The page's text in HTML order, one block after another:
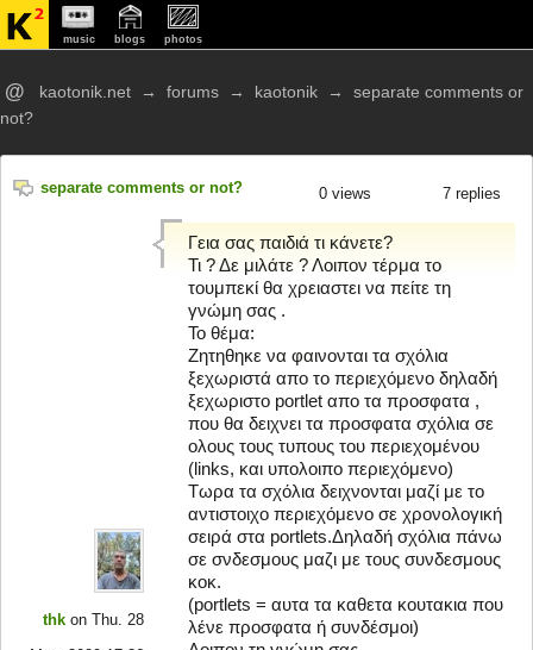
music blogs photos
@ kaotonik.net → forums → kaotonik →
separate comments or
not?
separate comments or not? 0views 7 replies
thkon Thu. 28
Γεια σας παιδιά τι κάνετε?
Τι ? Δε μιλάτε ? Λοιπον τέρμα το
τουμπεκί θα χρειαστει να πείτε τη
γνώμη σας .
Το θέμα:
Ζητηθηκε να φαινονται τα σχόλια
ξεχωριστά απο το περιεχόμενο δηλαδή
ξεχωριστο portlet απο τα προσφατα ,
που θα δειχνει τα προσφατα σχόλια σε
ολους τους τυπους του περιεχομένου
(links, και υπολοιπο περιεχόμενο)
Τωρα τα σχόλια δειχνονται μαζί με το
αντιστοιχο περιεχόμενο σε χρονολογική
σειρά στα portlets.Δηλαδή σχόλια πάνω
σε σνδεσμους μαζι με τους συνδεσμους
κοκ.
(portlets = αυτα τα καθετα κουτακια που
λένε προσφατα ή συνδέσμοι)